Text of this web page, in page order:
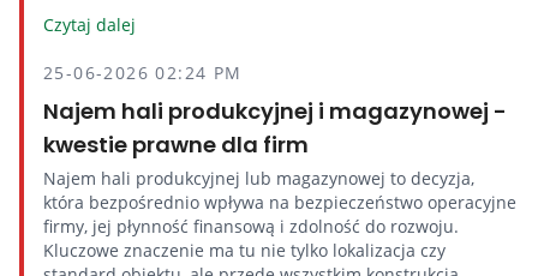
Czytaj dalej
25-06-2026 02:24 PM
Najem hali produkcyjnej i magazynowej -
kwestie prawne dla firm
Najem hali produkcyjnej lub magazynowej to decyzja,
która bezpośrednio wpływa na bezpieczeństwo operacyjne
firmy, jej płynność finansową i zdolność do rozwoju.
Kluczowe znaczenie ma tu nie tylko lokalizacja czy